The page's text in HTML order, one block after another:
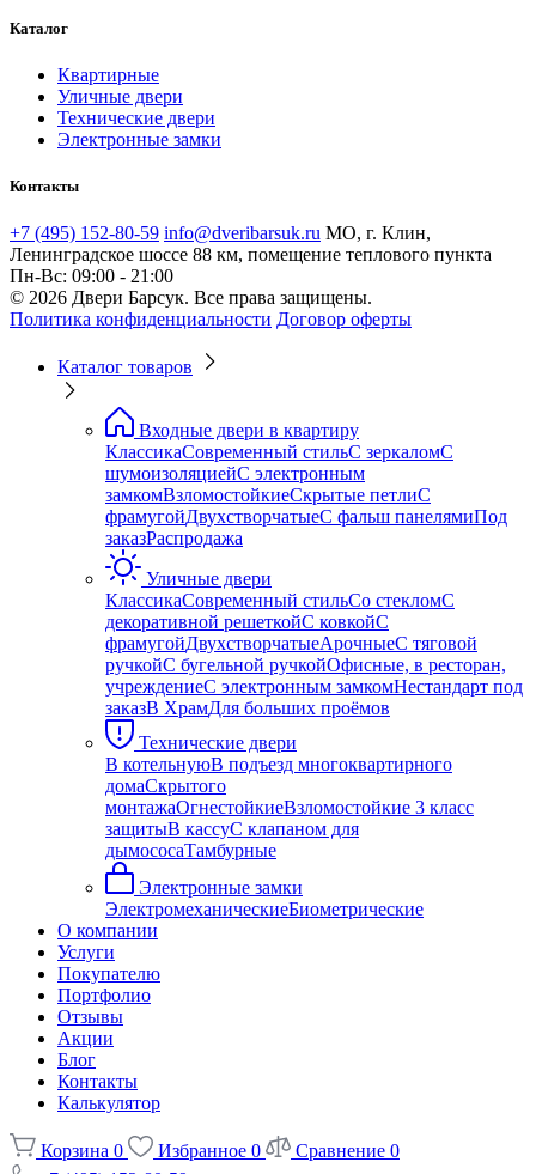
Каталог
Квартирные
Уличные двери
Технические двери
Электронные замки
Контакты
+7 (495) 152-80-59 info@dveribarsuk.ru МО, г. Клин,
Ленинградское шоссе 88 км, помещение теплового пункта
Пн-Вс: 09:00 - 21:00
© 2026 Двери Барсук. Все права защищены.
Политика конфиденциальности Договор оферты
Каталог товаров
Входные двери в квартиру
КлассикаСовременный стильС зеркаломС
шумоизоляциейС электронным
замкомВзломостойкиеСкрытые петлиС
фрамугойДвухстворчатыеС фальш панелямиПод
заказРаспродажа
Уличные двери
КлассикаСовременный стильСо стекломС
декоративной решеткойС ковкойС
фрамугойДвухстворчатыеАрочныеС тяговой
ручкойС бугельной ручкойОфисные, в ресторан,
учреждениеС электронным замкомНестандарт под
заказВ ХрамДля больших проёмов
Технические двери
В котельнуюВ подъезд многоквартирного
домаСкрытого
монтажаОгнестойкиеВзломостойкие 3 класс
защитыВ кассуС клапаном для
дымососаТамбурные
Электронные замки
ЭлектромеханическиеБиометрические
О компании
Услуги
Покупателю
Портфолио
Отзывы
Акции
Блог
Контакты
Калькулятор
Корзина 0 Избранное 0 Сравнение 0